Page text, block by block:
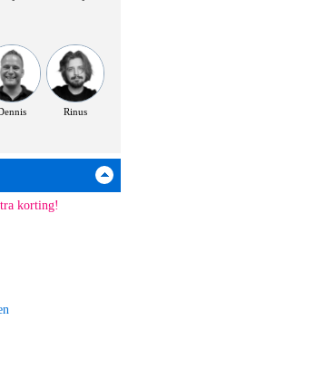
Rinus
korting!